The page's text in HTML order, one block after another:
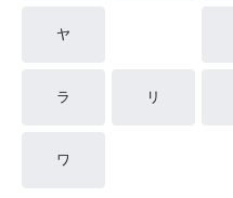
ヤ
ラ リ
ワ